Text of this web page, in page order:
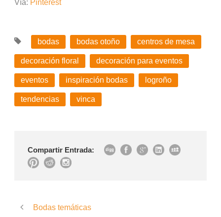
Vía: Pinterest
bodas bodas otoño centros de mesa
decoración floral decoración para eventos
eventos inspiración bodas logroño
tendencias vinca
Compartir Entrada:
Bodas temáticas